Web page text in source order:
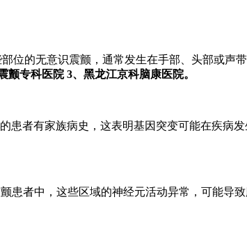
的无意识震颤，通常发生在手部、头部或声
专科医院 3、黑龙江京科脑康医院。
者有家族病史，这表明基因突变可能在疾病
者中，这些区域的神经元活动异常，可能导致